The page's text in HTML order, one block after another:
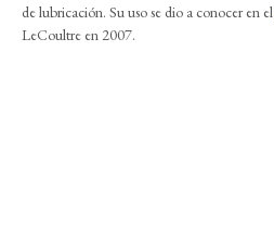
de lubricación. Su uso se dio a conocer en el
LeCoultre en 2007.